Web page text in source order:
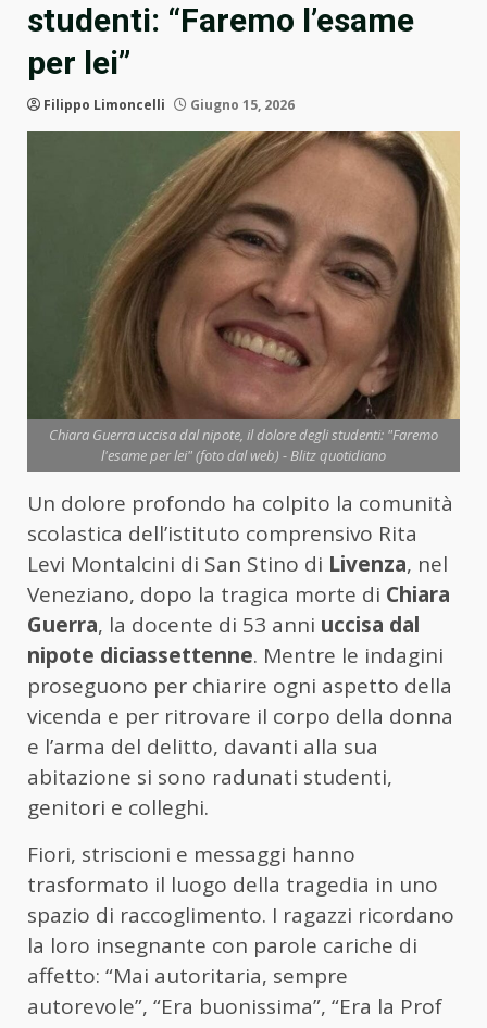
studenti: “Faremo l’esame
per lei”
Filippo Limoncelli Giugno 15, 2026
Chiara Guerra uccisa dal nipote, il dolore degli studenti: "Faremo
l'esame per lei" (foto dal web) - Blitz quotidiano
Un dolore profondo ha colpito la comunità
scolastica dell’istituto comprensivo Rita
Levi Montalcini di San Stino di Livenza, nel
Veneziano, dopo la tragica morte di Chiara
Guerra, la docente di 53 anni uccisa dal
nipote diciassettenne. Mentre le indagini
proseguono per chiarire ogni aspetto della
vicenda e per ritrovare il corpo della donna
e l’arma del delitto, davanti alla sua
abitazione si sono radunati studenti,
genitori e colleghi.
Fiori, striscioni e messaggi hanno
trasformato il luogo della tragedia in uno
spazio di raccoglimento. I ragazzi ricordano
la loro insegnante con parole cariche di
affetto: “Mai autoritaria, sempre
autorevole”, “Era buonissima”, “Era la Prof